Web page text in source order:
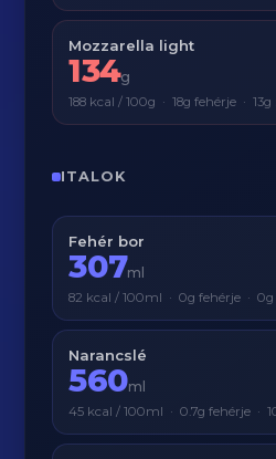
Mozzarella light
134g
188 kcal / 100g · 18g fehérje · 13g
ITALOK
Fehér bor
307ml
82 kcal / 100ml · 0g fehérje · 0g
Narancslé
560ml
45 kcal / 100ml · 0.7g fehérje ·